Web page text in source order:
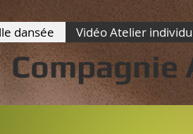
dansée Vidéo Atelier
Compagnie